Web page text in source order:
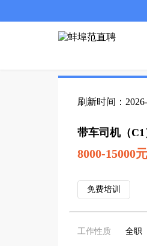
刷新时间：
带车司机（C1
8000-15000
免费培训
工作性质 全职